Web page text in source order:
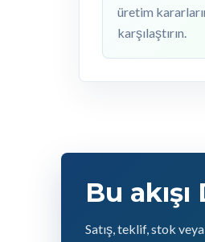
üretim
karşılaştırın.
Bu
Satış, teklif, stok